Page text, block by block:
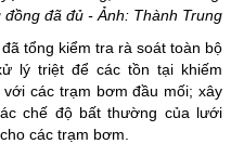
đã đủ - Ảnh: Thành Trung
tổng kiểm tra rà soát toàn bộ
lý triệt để các tồn tại khiếm
các trạm bơm đầu mối; xây
chế độ bất thường của lưới
các trạm bơm.